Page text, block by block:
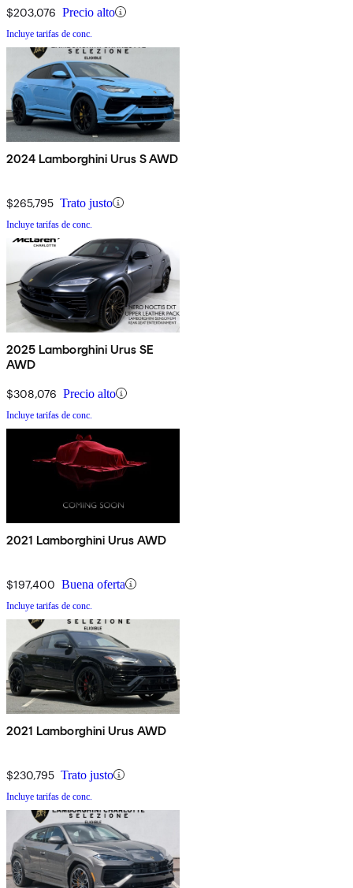
$203,076 Precio alto
Incluye tarifas de conc.
2024 Lamborghini Urus S AWD
$265,795 Trato justo
Incluye tarifas de conc.
2025 Lamborghini Urus SE
AWD
$308,076 Precio alto
Incluye tarifas de conc.
2021 Lamborghini Urus AWD
$197,400 Buena oferta
Incluye tarifas de conc.
2021 Lamborghini Urus AWD
$230,795 Trato justo
Incluye tarifas de conc.